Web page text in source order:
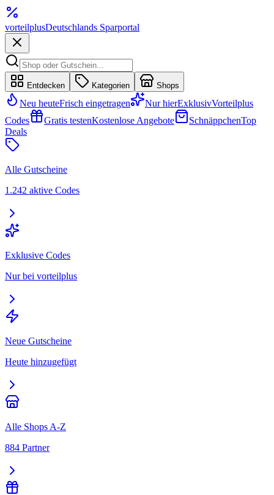
vorteilplusDeutschlands Sparportal
Entdecken Kategorien Shops
Neu heuteFrisch eingetragen Nur hierExklusivVorteilplus
Codes
Gratis testenKostenlose Angebote SchnäppchenTop
Deals
Alle Gutscheine
1.242 aktive Codes
Exklusive Codes
Nur bei vorteilplus
Neue Gutscheine
Heute hinzugefügt
Alle Shops A-Z
884 Partner